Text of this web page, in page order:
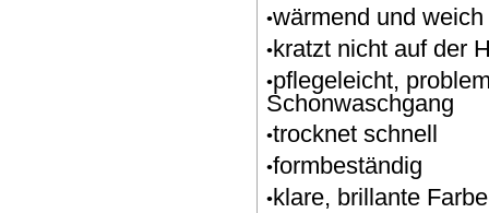
•wärmend und weich
•kratzt nicht auf der
•pflegeleicht,
Schonwaschgang
•trocknet schnell
•formbeständig
•klare, brillante